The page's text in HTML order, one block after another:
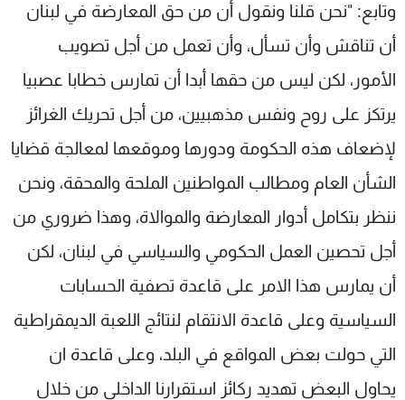
وتابع: "نحن قلنا ونقول أن من حق المعارضة في لبنان
أن تناقش وأن تسأل، وأن تعمل من أجل تصويب
الأمور، لكن ليس من حقها أبدا أن تمارس خطابا عصبيا
يرتكز على روح ونفس مذهبيين، من أجل تحريك الغرائز
لإضعاف هذه الحكومة ودورها وموقعها لمعالجة قضايا
الشأن العام ومطالب المواطنين الملحة والمحقة، ونحن
ننظر بتكامل أدوار المعارضة والموالاة، وهذا ضروري من
أجل تحصين العمل الحكومي والسياسي في لبنان، لكن
أن يمارس هذا الامر على قاعدة تصفية الحسابات
السياسية وعلى قاعدة الانتقام لنتائج اللعبة الديمقراطية
التي حولت بعض المواقع في البلد، وعلى قاعدة ان
يحاول البعض تهديد ركائز استقرارنا الداخلي من خلال